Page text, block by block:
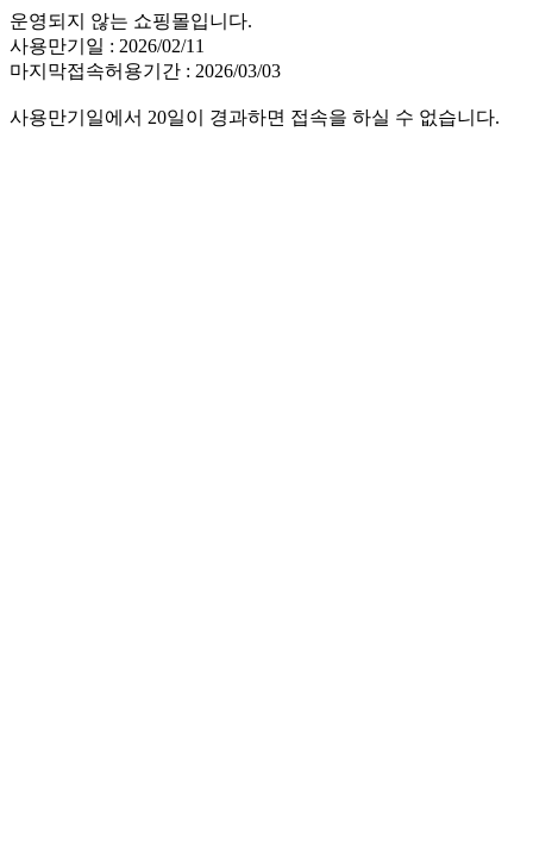
운영되지 않는 쇼핑몰입니다.
사용만기일 : 2026/02/11
마지막접속허용기간 : 2026/03/03
사용만기일에서 20일이 경과하면 접속을 하실 수 없습니다.